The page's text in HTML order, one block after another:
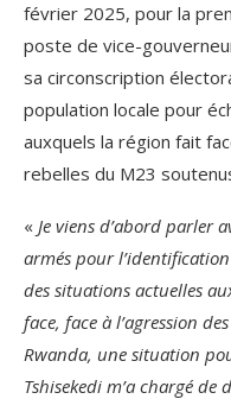
février 2025, pour la
poste de vice-
sa circonscription
population locale pour
auxquels la région fait
rebelles du M23
« Je viens d’abord parler
armés pour
des situations actuelles
face, face à l’agression
Rwanda, une situation
Tshisekedi m’a chargé de